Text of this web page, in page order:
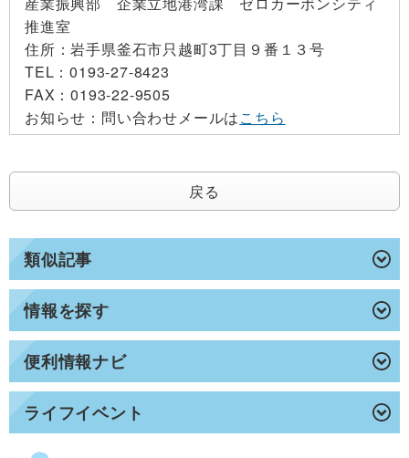
類似記事
情報を探す
便利情報ナビ
ライフイベント
推進室
住所：岩手県釜石市只越町3丁目９番１３号
TEL：0193-27-8423
FAX：0193-22-9505
お知らせ： 問い合わせメールはこちら
戻る